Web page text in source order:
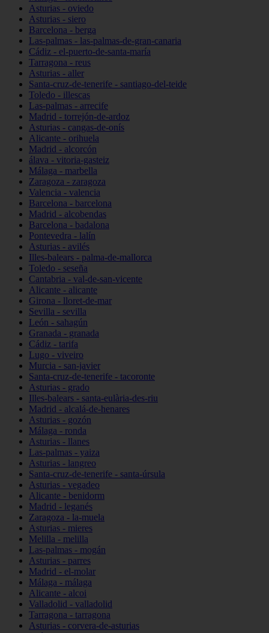
Asturias - oviedo
Asturias - siero
Barcelona - berga
Las-palmas - las-palmas-de-gran-canaria
Cádiz - el-puerto-de-santa-maría
Tarragona - reus
Asturias - aller
Santa-cruz-de-tenerife - santiago-del-teide
Toledo - illescas
Las-palmas - arrecife
Madrid - torrejón-de-ardoz
Asturias - cangas-de-onís
Alicante - orihuela
Madrid - alcorcón
álava - vitoria-gasteiz
Málaga - marbella
Zaragoza - zaragoza
Valencia - valencia
Barcelona - barcelona
Madrid - alcobendas
Barcelona - badalona
Pontevedra - lalín
Asturias - avilés
Illes-balears - palma-de-mallorca
Toledo - seseña
Cantabria - val-de-san-vicente
Alicante - alicante
Girona - lloret-de-mar
Sevilla - sevilla
León - sahagún
Granada - granada
Cádiz - tarifa
Lugo - viveiro
Murcia - san-javier
Santa-cruz-de-tenerife - tacoronte
Asturias - grado
Illes-balears - santa-eulària-des-riu
Madrid - alcalá-de-henares
Asturias - gozón
Málaga - ronda
Asturias - llanes
Las-palmas - yaiza
Asturias - langreo
Santa-cruz-de-tenerife - santa-úrsula
Asturias - vegadeo
Alicante - benidorm
Madrid - leganés
Zaragoza - la-muela
Asturias - mieres
Melilla - melilla
Las-palmas - mogán
Asturias - parres
Madrid - el-molar
Málaga - málaga
Alicante - alcoi
Valladolid - valladolid
Tarragona - tarragona
Asturias - corvera-de-asturias